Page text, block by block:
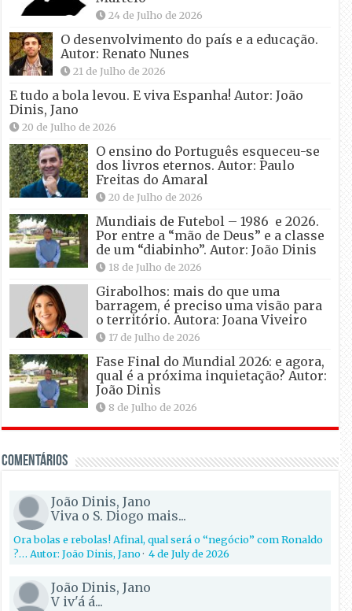
24 de Julho de 2026
O desenvolvimento do país e a educação.
Autor: Renato Nunes
21 de Julho de 2026
E tudo a bola levou. E viva Espanha! Autor: João
Dinis, Jano
20 de Julho de 2026
O ensino do Português esqueceu-se
dos livros eternos. Autor: Paulo
Freitas do Amaral
20 de Julho de 2026
Mundiais de Futebol – 1986 e 2026.
Por entre a “mão de Deus” e a classe
de um “diabinho”. Autor: João Dinis
18 de Julho de 2026
Girabolhos: mais do que uma
barragem, é preciso uma visão para
o território. Autora: Joana Viveiro
17 de Julho de 2026
Fase Final do Mundial 2026: e agora,
qual é a próxima inquietação? Autor:
João Dinis
8 de Julho de 2026
Comentários
João Dinis, Jano
Viva o S. Diogo mais...
Ora bolas e rebolas! Afinal, qual será o “negócio” com Ronaldo
?… Autor: João Dinis, Jano·4 de July de 2026
João Dinis, Jano
V iv'á á...